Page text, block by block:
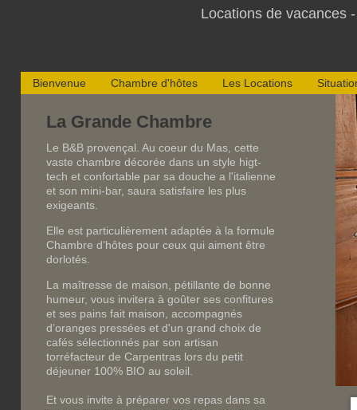
Locations de vacances
Bienvenue Chambre d'hôtes Les Locations
La Grande Chambre
Le B&B provençal. Au coeur du Mas, cette
vaste chambre décorée dans un style higt-
tech et confortable par sa douche a l'italienne
et son mini-bar, saura satisfaire les plus
exigeants.
Elle est particulièrement adaptée à la formule
Chambre d’hôtes pour ceux qui aiment être
dorlotés.
La maîtresse de maison, pétillante de bonne
humeur, vous invitera à goûter ses confitures
et ses pains fait maison, accompagnés
d’oranges pressées et d'un grand choix de
cafés sélectionnés par son artisan
torréfacteur de Carpentras lors du petit
déjeuner 100% BIO au soleil.
Et vous invite à préparer vos repas dans sa